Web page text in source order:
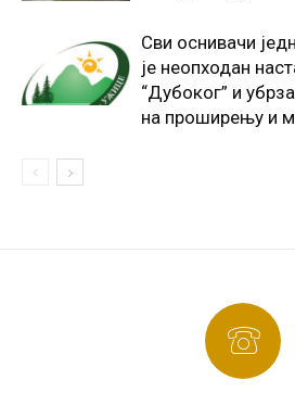
Сви оснивачи
је неопходан
“Дубоког” и
на проширењу и